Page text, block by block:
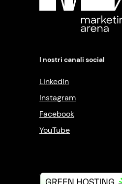
I nostri canali social
LinkedIn
Instagram
Facebook
YouTube